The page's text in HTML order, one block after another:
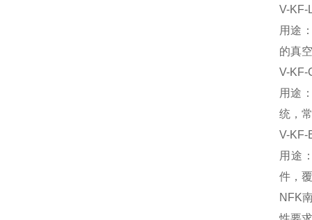
V-KF-
用途‌
的真
V-KF-
用途‌
统，
V-KF-
用途‌
件，
NFK